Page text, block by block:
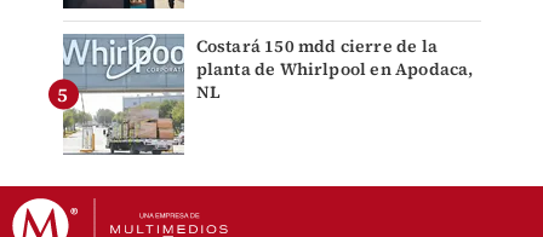
Costará 150 mdd cierre de la
planta de Whirlpool en Apodaca,
NL